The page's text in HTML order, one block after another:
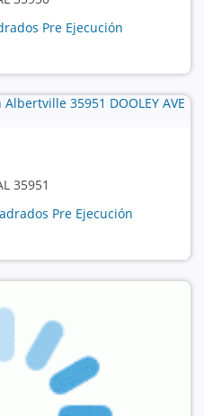
Pre Ejecución
35951
Pre Ejecución